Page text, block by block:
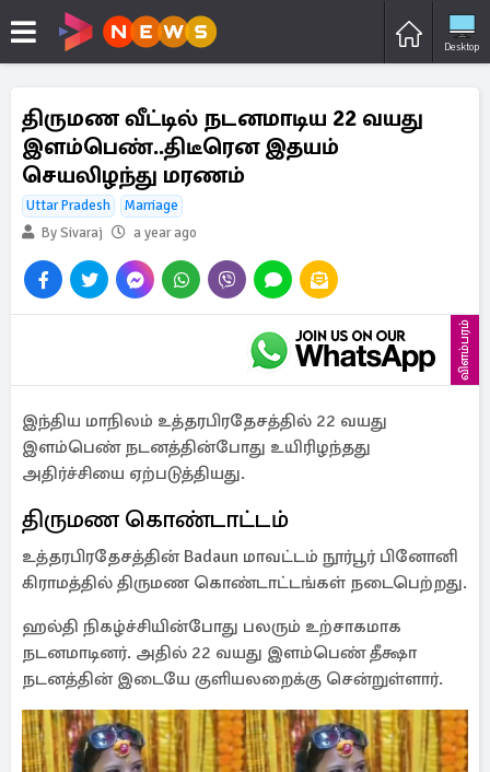
Desktop
திருமண வீட்டில் நடனமாடிய 22 வயது
இளம்பெண்..திடீரென இதயம்
செயலிழந்து மரணம்
Uttar Pradesh
Marriage
By Sivaraj
a year ago
விளம்பரம்
இந்திய மாநிலம் உத்தரபிரதேசத்தில் 22 வயது
இளம்பெண் நடனத்தின்போது உயிரிழந்தது
அதிர்ச்சியை ஏற்படுத்தியது.
திருமண கொண்டாட்டம்
உத்தரபிரதேசத்தின் Badaun மாவட்டம் நூர்பூர் பினோனி
கிராமத்தில் திருமண கொண்டாட்டங்கள் நடைபெற்றது.
ஹல்தி நிகழ்ச்சியின்போது பலரும் உற்சாகமாக
நடனமாடினர். அதில் 22 வயது இளம்பெண் தீக்ஷா
நடனத்தின் இடையே குளியலறைக்கு சென்றுள்ளார்.